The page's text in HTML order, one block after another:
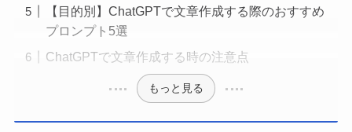
【目的別】ChatGPTで文章作成する際のおすすめ
プロンプト5選
ChatGPTで文章作成する時の注意点
もっと見る